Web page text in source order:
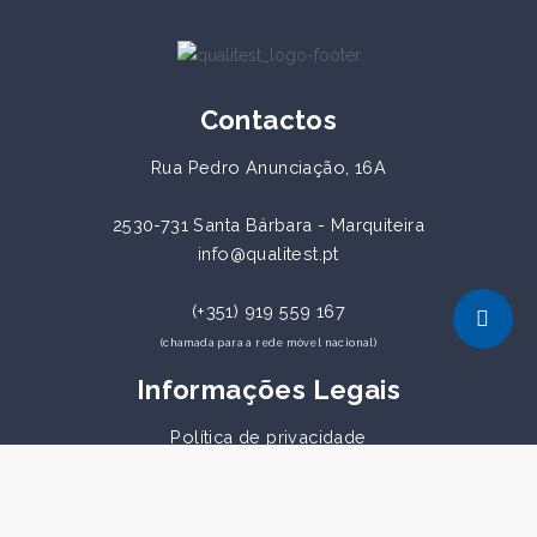
Contactos
Rua Pedro Anunciação, 16A
2530-731 Santa Bárbara - Marquiteira
info@qualitest.pt
(+351) 919 559 167
(chamada para a rede móvel nacional)
Informações Legais
Política de privacidade